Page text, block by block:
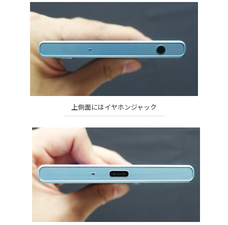
上側面にはイヤホンジャック